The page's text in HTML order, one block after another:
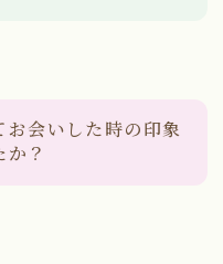
お会いした時の印象
か？